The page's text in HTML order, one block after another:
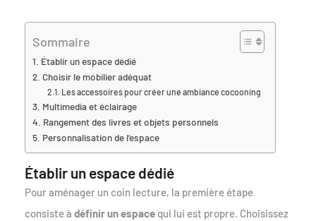
Sommaire
Établir un espace dédié
Choisir le mobilier adéquat
Les accessoires pour créer une ambiance cocooning
Multimedia et éclairage
Rangement des livres et objets personnels
Personnalisation de l’espace
Établir un espace dédié
Pour aménager un coin lecture, la première étape
consiste à définir un espace qui lui est propre. Choisissez